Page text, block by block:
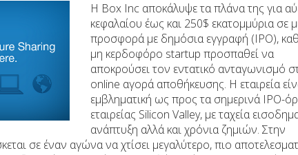
H Box Inc αποκάλυψε τα πλάνα της για
κεφαλαίου έως και 250$ εκατομμύρια σε
προσφορά με δημόσια εγγραφή (IPO),
μη κερδοφόρο startup προσπαθεί να
αποκρούσει τον εντατικό ανταγωνισμό
online αγορά αποθήκευσης. Η εταιρεία
εμβληματική ως προς τα σημερινά ΙΡΟ-
εταιρείας Silicon Valley, με ταχεία
ανάπτυξη αλλά και χρόνια ζημιών. Στην
σε έναν αγώνα να χτίσει μεγαλύτερο, πιο